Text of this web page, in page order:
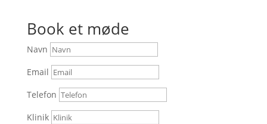
Book et møde
Navn
Email
Telefon
Klinik